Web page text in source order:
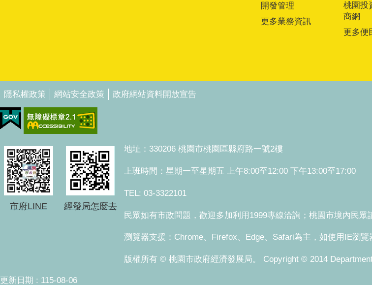
開發管理
更多業務資訊
桃園投
商網
更多便
隱私權政策 網站安全政策 政府網站資料開放宣告
市府LINE 經發局怎麼去
地址：330206 桃園市桃園區縣府路一號2樓
上班時間：星期一至星期五 上午8:00至12:00 下午13:00至17:00
TEL: 03-3322101
民眾如有市政問題，歡迎多加利用1999專線洽詢；桃園市境內民眾
瀏覽器支援：Chrome、Firefox、Edge、Safari為主，如使用IE瀏
版權所有 © 桃園市政府經濟發展局。 Copyright © 2014
更新日期 115-08-06